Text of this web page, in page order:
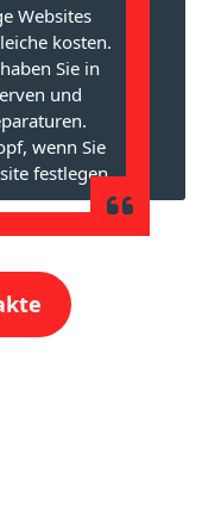
Websites
kosten.
Sie in
und
wenn Sie
festlegen.